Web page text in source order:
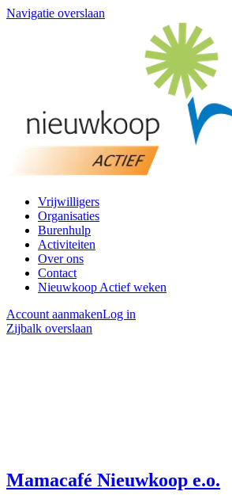
Navigatie overslaan
Vrijwilligers
Organisaties
Burenhulp
Activiteiten
Over ons
Contact
Nieuwkoop Actief weken
Account aanmakenLog in
Zijbalk overslaan
Mamacafé Nieuwkoop e.o.